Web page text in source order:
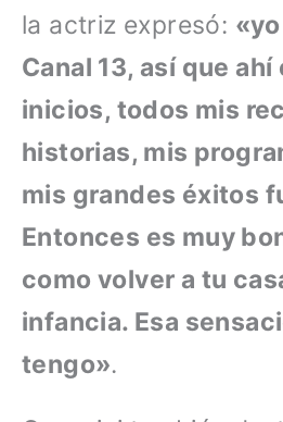
la actriz expresó:
Canal 13, así que
inicios, todos mis
historias, mis
mis grandes éxitos
Entonces es muy
como volver a tu
infancia. Esa
tengo».